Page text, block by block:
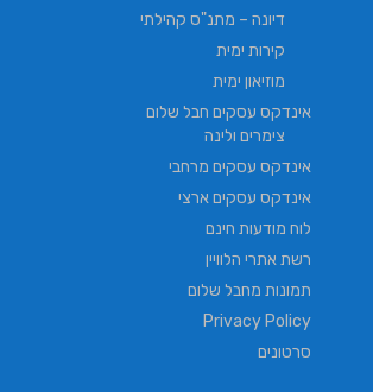
דיונה – מתנ"ס קהילתי
קירות ימית
מוזיאון ימית
אינדקס עסקים חבל שלום
צימרים ולינה
אינדקס עסקים מרחבי
אינדקס עסקים ארצי
לוח מודעות חינם
רשת אתרי הלוויין
תמונות מחבל שלום
Privacy Policy
סרטונים